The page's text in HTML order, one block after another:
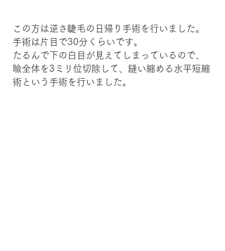
この方は逆さ睫毛の日帰り手術を行いました。
手術は片目で30分くらいです。
たるんで下の白目が見えてしまっているので、
瞼全体を3ミリ位切除して、縫い縮める水平短縮
術という手術を行いました。